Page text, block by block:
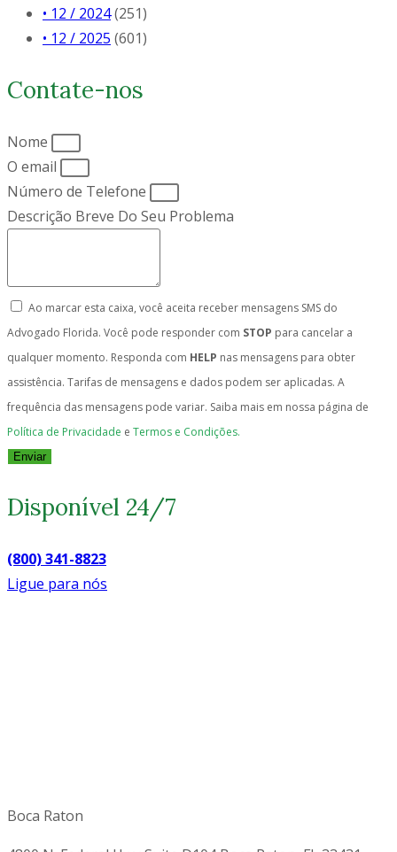
• 12 / 2024(251)
• 12 / 2025 (601)
Contate-nos
Nome
O email
Número de Telefone
Descrição Breve Do Seu Problema
Ao marcar esta caixa, você aceita receber mensagens SMS do
Advogado Florida. Você pode responder com STOP para cancelar a
qualquer momento. Responda com HELP nas mensagens para obter
assistência. Tarifas de mensagens e dados podem ser aplicadas. A
frequência das mensagens pode variar. Saiba mais em nossa página de
Política de Privacidade e Termos e Condições.
Enviar
Disponível 24/7
(800) 341-8823
Ligue para nós
Boca Raton